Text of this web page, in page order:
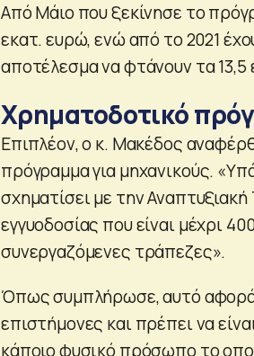
Από Μάιο που ξεκίνησε το
εκατ. ευρώ, ενώ από το 2021
αποτέλεσμα να φτάνουν τα
Χρηματοδοτικό
Επιπλέον, ο κ. Μακέδος
πρόγραμμα για μηχανικούς.
σχηματίσει με την Αναπτυξιακή
εγγυοδοσίας που είναι μέχρι
συνεργαζόμενες τράπεζες».
Όπως συμπλήρωσε, αυτό αφορά
επιστήμονες και πρέπει να
κάποιο φυσικό πρόσωπο το